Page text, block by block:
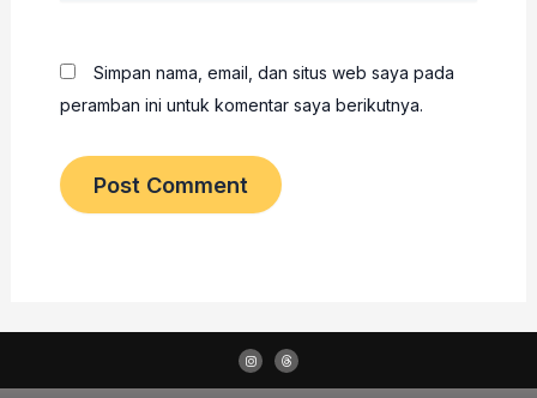
Simpan nama, email, dan situs web saya pada
peramban ini untuk komentar saya berikutnya.
I
n
s
T
h
r